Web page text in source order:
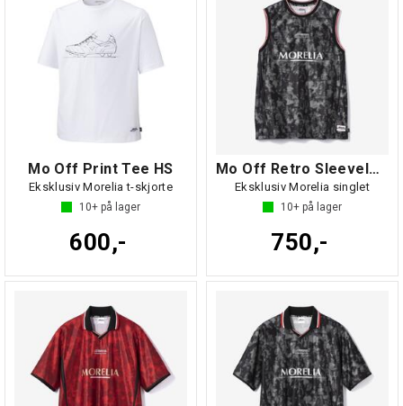
Mo Off Print Tee HS
Eksklusiv Morelia t-skjorte
10+ på lager
600,-
Mo Off Retro Sleeveless
Eksklusiv Morelia singlet
10+ på lager
750,-